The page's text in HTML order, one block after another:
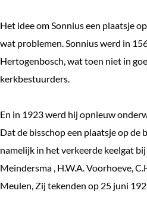
Het idee om Sonnius een plaatsje
wat problemen. Sonnius werd in
Hertogenbosch, wat toen niet in
kerkbestuurders.
En in 1923 werd hij opnieuw
Dat de bisschop een plaatsje op de
namelijk in het verkeerde keelgat
Meindersma , H.W.A. Voorhoeve,
Meulen, Zij tekenden op 25 juni